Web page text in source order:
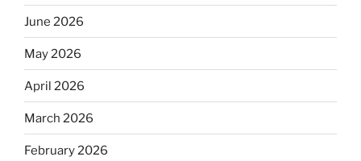
June 2026
May 2026
April 2026
March 2026
February 2026